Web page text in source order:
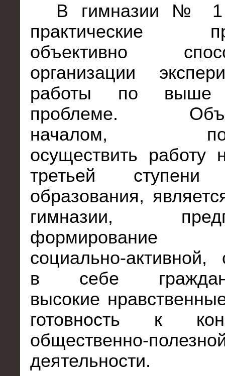
В гимназии № 1
практические
объективно
организации
работы по выше
проблеме.
началом,
осуществить работу
третьей ступени
образования,
гимназии,
формирование
социально-активной,
в себе
высокие
готовность к
общественно-
деятельности.